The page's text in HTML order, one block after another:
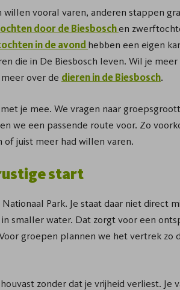
vooral varen, anderen stappen
door de Biesboschen
in de avond hebben een eigen
die in De Biesbosch leven. Wil je
over de dieren in de Biesbosch.
je mee. We vragen naar
we een passende route voor. Zo
juist meer had willen varen.
start
Park. Je staat daar niet direct
smaller water. Dat zorgt voor een
groepen plannen we het vertrek zo
zonder dat je vrijheid verliest. Je